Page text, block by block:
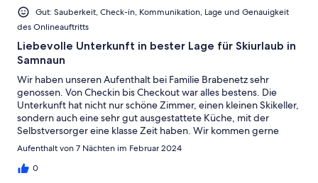
Gut: Sauberkeit, Check-in, Kommunikation, Lage und Genauigkeit
des Onlineauftritts
Liebevolle Unterkunft in bester Lage für Skiurlaub in
Samnaun
Wir haben unseren Aufenthalt bei Familie Brabenetz sehr
genossen. Von Checkin bis Checkout war alles bestens. Die
Unterkunft hat nicht nur schöne Zimmer, einen kleinen Skikeller,
sondern auch eine sehr gut ausgestattete Küche, mit der
Selbstversorger eine klasse Zeit haben. Wir kommen gerne
wieder.
Aufenthalt von 7 Nächten im Februar 2024
0